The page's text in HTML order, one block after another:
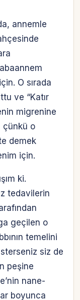
annemle
O sırada
ve “Katır
migrenine
çünkü o
demek
için.
ki.
tedavilerin
geçilen o
temelini
siz de
peşine
nane-
boyunca